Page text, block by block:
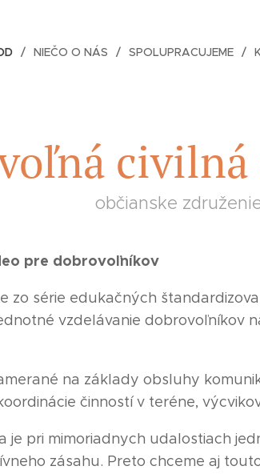
NIEČO O NÁS SPOLUPRACUJEME
civilná
občianske
pre dobrovoľníkov
zo série edukačných
vzdelávanie dobrovoľníkov
na základy obsluhy
činností v teréne,
je pri mimoriadnych udalostiach
zásahu. Preto chceme aj